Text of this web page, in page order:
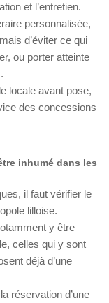
et l’entretien.
personnalisée,
d’éviter ce qui
ou porter atteinte
locale avant pose,
des concessions
inhumé dans les
il faut vérifier le
lilloise.
y être
celles qui y sont
déjà d’une
réservation d’une